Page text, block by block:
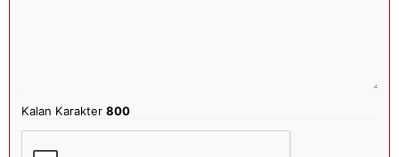
Kalan Karakter800